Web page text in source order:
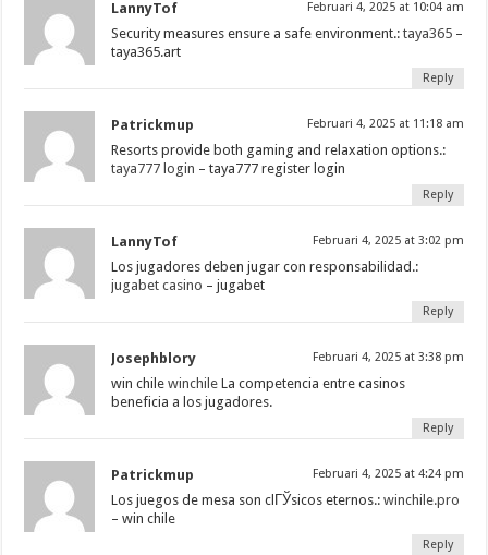
LannyTof Februari 4, 2025 at 10:04 am
Security measures ensure a safe environment.:taya365 –
taya365.art
Reply
Patrickmup Februari 4, 2025 at 11:18 am
Resorts provide both gaming and relaxation options.:
taya777 login – taya777 register login
Reply
LannyTof Februari 4, 2025 at 3:02 pm
Los jugadores deben jugar con responsabilidad.:
jugabet casino – jugabet
Reply
Josephblory Februari 4, 2025 at 3:38 pm
win chilewinchile La competencia entre casinos
beneficia a los jugadores.
Reply
Patrickmup Februari 4, 2025 at 4:24 pm
Los juegos de mesa son clГЎsicos eternos.:winchile.pro
– win chile
Reply